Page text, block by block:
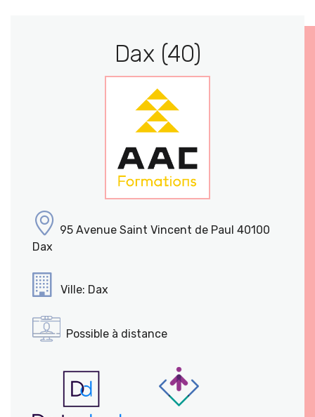
Dax (40)
95 Avenue Saint Vincent de Paul 40100
Dax
Ville: Dax
Possible à distance